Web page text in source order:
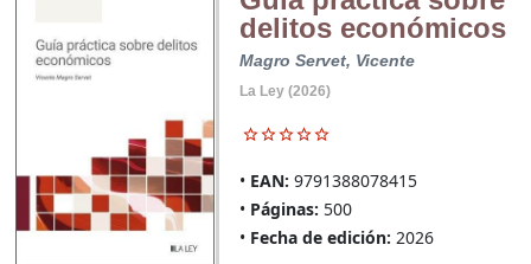
delitos económicos
Magro Servet, Vicente
La Ley (2026)
EAN: 9791388078415
Páginas: 500
Fecha de edición: 2026